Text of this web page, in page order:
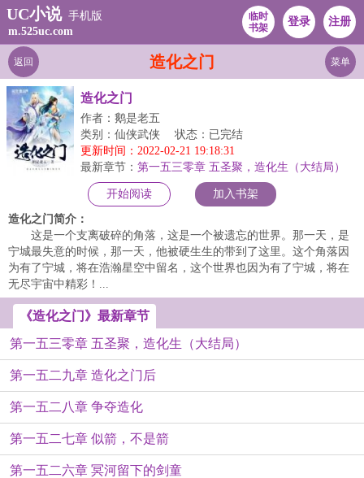
UC小说 手机版
m.525uc.com
临时
书架
登录 注册
造化之门
返回 菜单
造化之门
作者：鹅是老五
类别：仙侠武侠
状态：已完结
更新时间：2022-02-21 19:18:31
最新章节： 第一五三零章 五圣聚，造化生（大结局）
开始阅读 加入书架
造化之门简介：
这是一个支离破碎的角落，这是一个被遗忘的世界。那一天，是
宁城最失意的时候，那一天，他被硬生生的带到了这里。这个角落因
为有了宁城，将在浩瀚星空中留名，这个世界也因为有了宁城，将在
无尽宇宙中精彩！...
《造化之门》最新章节
第一五三零章 五圣聚，造化生（大结局）
第一五二九章 造化之门后
第一五二八章 争夺造化
第一五二七章 似箭，不是箭
第一五二六章 冥河留下的剑童